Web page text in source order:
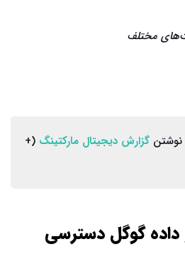
مختلف
گزارش دیجیتال مارکتینگ (+
داده گوگل دسترسی